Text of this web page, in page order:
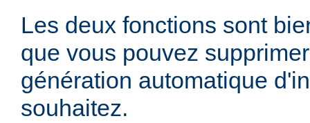
Les deux fonctions sont
que vous pouvez
génération automatique
souhaitez.